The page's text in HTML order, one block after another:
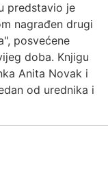
predstavio je
nagrađen drugi
posvećene
doba. Knjigu
Anita Novak i
od urednika i